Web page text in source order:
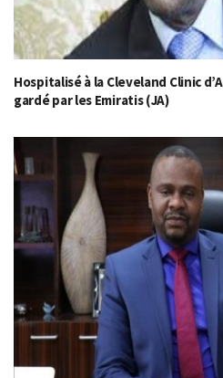
Hospitalisé à la Cleveland Clinic
gardé par les Emiratis (JA)